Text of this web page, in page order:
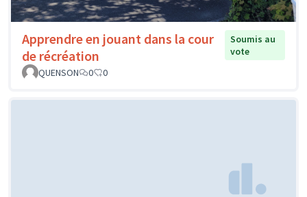
Apprendre en jouant dans la cour
de récréation
Soumis au
vote
QUENSON
0 0